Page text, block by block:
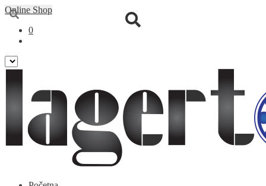
Online Shop
0